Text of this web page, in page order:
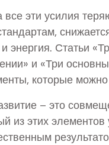
все эти усилия
энергия. Статьи
и «Три
которые
– это
из этих